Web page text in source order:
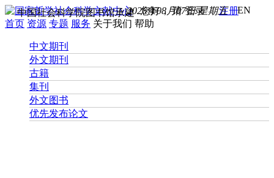
您好， 请登录 注册EN
2026年08月07日 星期五
中国社会科学院图书馆承建
首页 资源 专题 服务 关于我们 帮助
中文期刊
外文期刊
古籍
集刊
外文图书
优先发布论文